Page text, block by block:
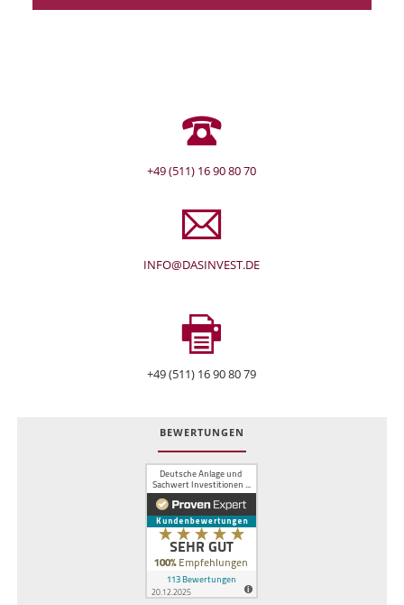
+49 (511) 16 90 80 70
INFO@DASINVEST.DE
+49 (511) 16 90 80 79
BEWERTUNGEN